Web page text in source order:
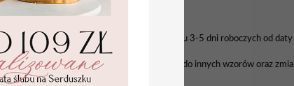
Menu weselne w stylu boho.
Projekt do akceptacji wysyłamy w ciągu 3-5 dni roboczych od daty
Istnieje możliwość dopasowania menu do innych wzorów oraz